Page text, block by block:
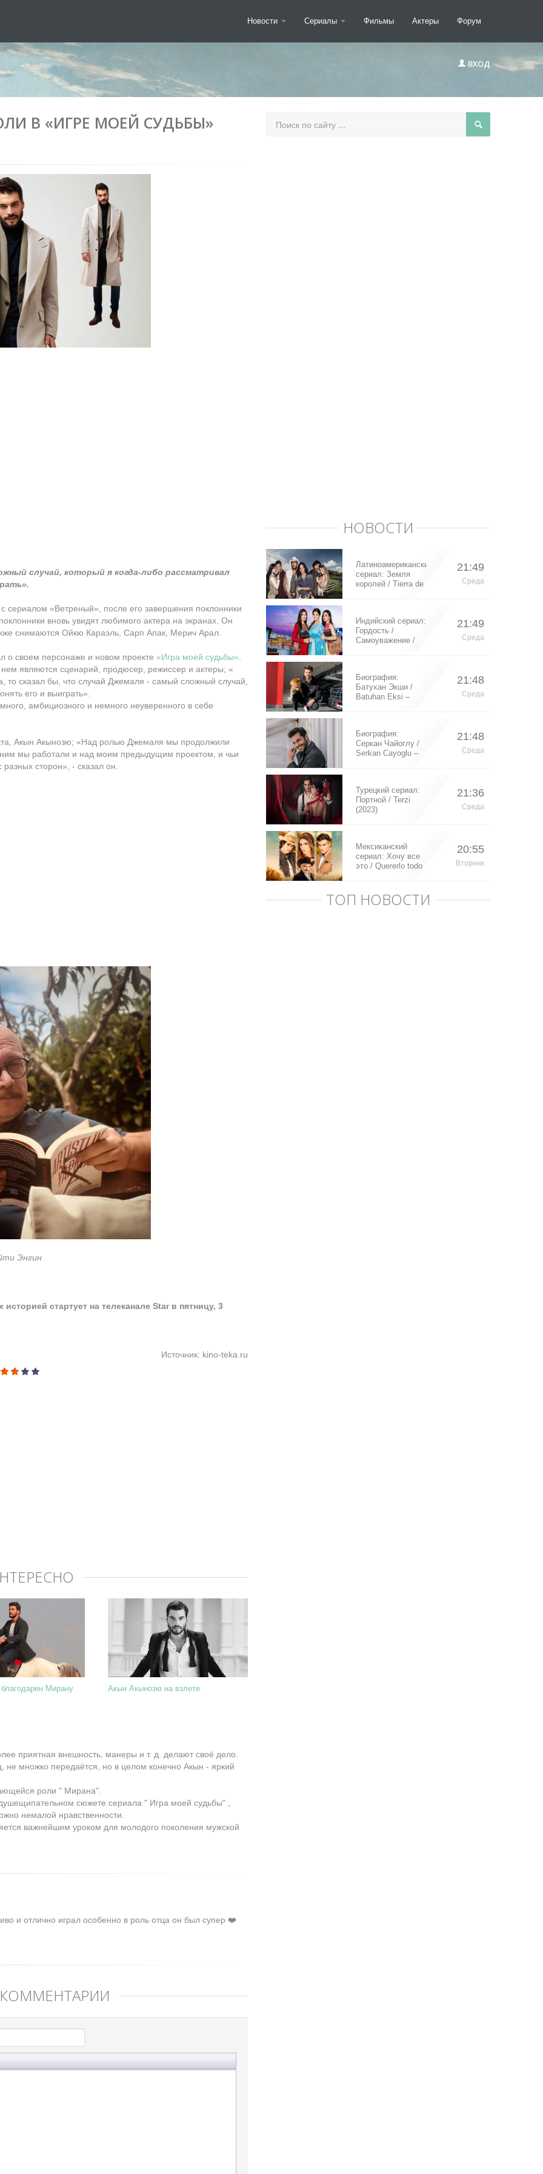
Новости Сериалы Фильмы Актеры Форум
ВХОД
В «ИГРЕ МОЕЙ СУДЬБЫ»
случай, который я когда-либо рассматривал
сериалом «Ветреный», после его завершения поклонники
вновь увидят любимого актера на экранах. Он
снимаются Ойкю Караэль, Сарп Апак, Мерич Арал.
своем персонаже и новом проекте «Игра моей судьбы»
являются сценарий, продюсер, режиссер и актеры; «
то сказал бы, что случай Джемаля - самый сложный случай,
его и выиграть».
амбициозного и немного неуверенного в себе
Акын Акынозю; «Над ролью Джемаля мы продолжили
мы работали и над моим предыдущим проектом, и чьи
разных сторон», - сказал он.
Энгин
стартует на телеканале Star в пятницу, 3
Источник: kino-teka.ru
Мирану Акын Акынозю на взлете
приятная внешность, манеры и т. д. делают своё дело.
не множко передаётся, но в целом конечно Акын - яркий
роли " Мирана".
сюжете сериала " Игра моей судьбы" ,
немалой нравственности.
важнейшим уроком для молодого поколения мужской
и отлично играл особенно в роль отца он был супер ❤️
НОВОСТИ
Латиноамериканский
сериал: Земля
королей / Tierra de
21:49
Среда
Индийский сериал:
Гордость /
Самоуважение /
21:49
Среда
Биография:
Батухан Экши /
Batuhan Eksi –
21:48
Среда
Биография:
Серкан Чайоглу /
Serkan Cayoglu –
21:48
Среда
Турецкий сериал:
Портной / Terzi
(2023)
21:36
Среда
Мексиканский
сериал: Хочу все
это / Quererlo todo
20:55
Вторник
ТОП НОВОСТИ